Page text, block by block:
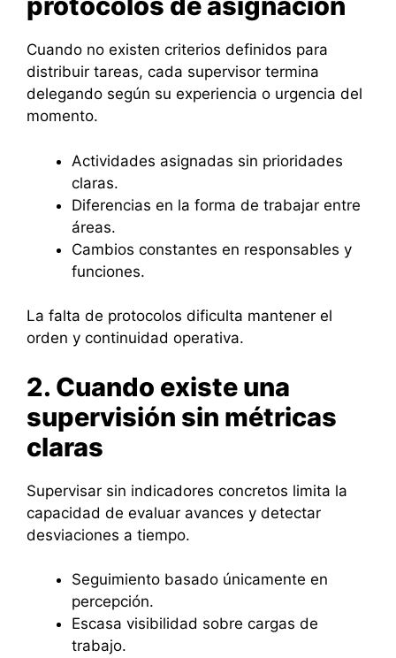
Cuando no existen criterios definidos para
distribuir tareas, cada supervisor termina
delegando según su experiencia o urgencia del
momento.
Actividades asignadas sin prioridades
claras.
Diferencias en la forma de trabajar entre
áreas.
Cambios constantes en responsables y
funciones.
La falta de protocolos dificulta mantener el
orden y continuidad operativa.
2. Cuando existe una
supervisión sin métricas
claras
Supervisar sin indicadores concretos limita la
capacidad de evaluar avances y detectar
desviaciones a tiempo.
Seguimiento basado únicamente en
percepción.
Escasa visibilidad sobre cargas de
trabajo.